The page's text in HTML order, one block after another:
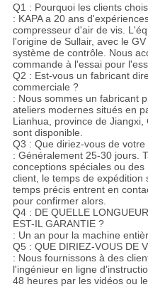
Q1 : Pourquoi les clients
: KAPA a 20 ans
compresseur d'air de vis.
l'origine de Sullair, avec le
système de contrôle. Nous
commande à l'essai pour
Q2 : Est-vous un fabricant
commerciale ?
: Nous sommes un fabricant
ateliers modernes situés en
Lianhua, province de
sont disponible.
Q3 : Que diriez-vous de
: Généralement 25-30 jours.
conceptions spéciales ou
client, le temps de expédition
temps précis entrent en
pour confirmer alors.
Q4 : DE QUELLE
EST-IL GARANTIE ?
: Un an pour la machine
Q5 : QUE DIRIEZ-VOUS DE
: Nous fournissons à des
l'ingénieur en ligne
48 heures par les vidéos ou